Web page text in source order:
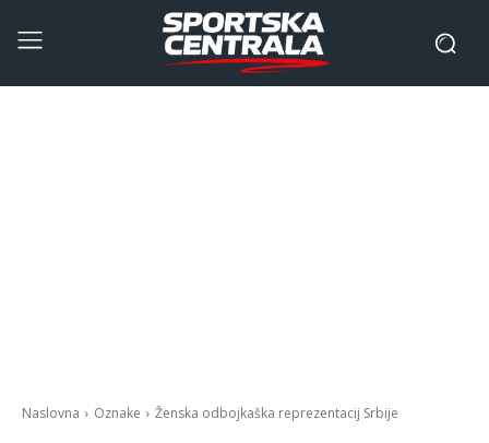
Naslovna Oznake Ženska odbojkaška reprezentacij Srbije